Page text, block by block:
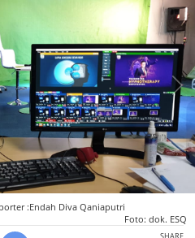
:Endah Diva Qaniaputri
Foto: dok. ESQ